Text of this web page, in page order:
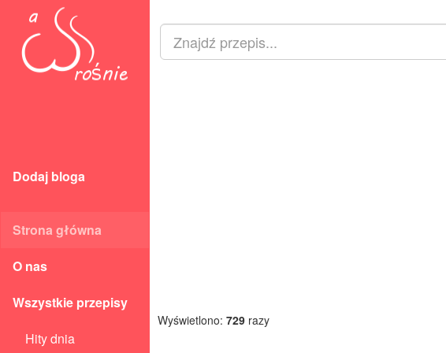
Dodaj bloga
Strona główna
O nas
Wszystkie przepisy
Hity dnia
Wyświetlono: 729 razy